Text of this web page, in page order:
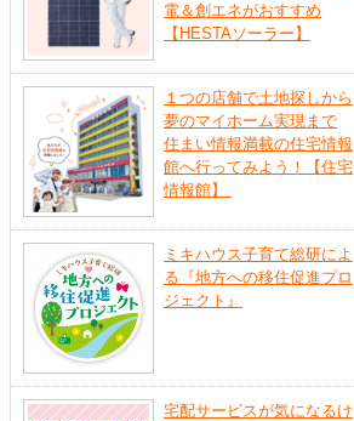
電＆創エネがおすすめ
【HESTAソーラー】
１つの店舗で土地探しから
夢のマイホーム実現まで
住まい情報満載の住宅情報
館へ行ってみよう！【住宅
情報館】
ミキハウス子育て総研によ
る『地方への移住促進プロ
ジェクト』
宅配サービスが気になるけ